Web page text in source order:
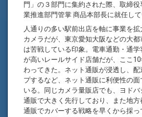
門」の３部門に集約された際、取締
業推進部門管掌 商品本部長に就任して
人通りの多い駅前出店を軸に事業を
カメラだが、東京愛知大阪などの大
は苦戦している印象。電車通勤・通
が高いレールサイド店舗だが、ここ
わってきた。ネット通販が浸透し、配
プするなど、ネット通販に利便性の
いる。同じカメラ量販店でも、ヨドバ
通販で大きく先行しており、また地方
通販でカバーする戦略を早くから採